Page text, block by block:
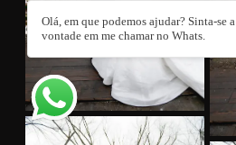
Olá, em que podemos ajudar? Sinta-se a
vontade em me chamar no Whats.